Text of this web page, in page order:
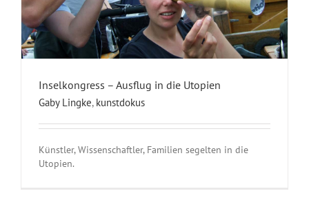
Inselkongress – Ausflug in die Utopien
Gaby Lingke, kunstdokus
Künstler, Wissenschaftler, Familien segelten in die
Utopien.